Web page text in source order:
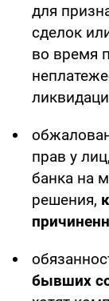
для
сделок
во время
прав у
банка на
решения,
бывших